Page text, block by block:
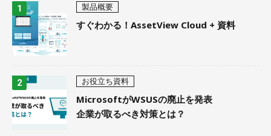
製品概要
すぐわかる！AssetView Cloud + 資料
お役立ち資料
MicrosoftがWSUSの廃止を発表
企業が取るべき対策とは？